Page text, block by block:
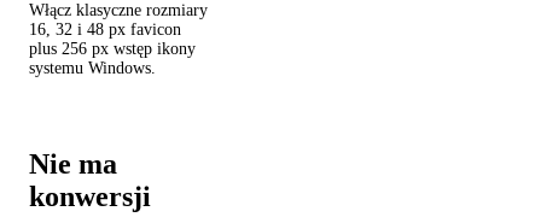
Włącz klasyczne rozmiary
16, 32 i 48 px favicon
plus 256 px wstęp ikony
systemu Windows.
Nie ma
konwersji